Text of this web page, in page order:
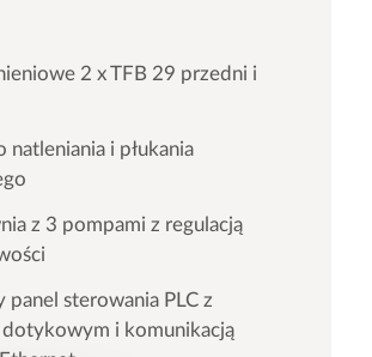
2 x TFB 29 przedni i
natleniania i płukania
z 3 pompami z regulacją
panel sterowania PLC z
dotykowym i komunikacją